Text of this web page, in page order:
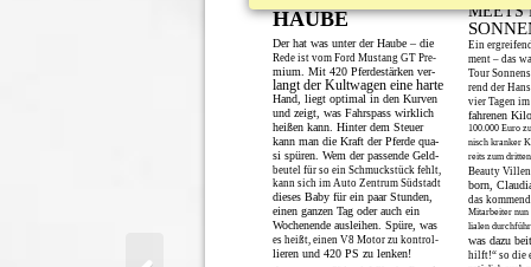
Der hat was unter der Haube – die
Rede ist vom Ford Mustang GT Pre-
mium. Mit 420 Pferdestärken ver-
langt der Kultwagen eine harte
Hand, liegt optimal in den Kurven
und zeigt, was Fahrspass wirklich
heißen kann. Hinter dem Steuer
kann man die Kraft der Pferde qua-
si spüren. Wem der passende Geld-
beutel für so ein Schmuckstück fehlt,
kann sich im Auto Zentrum Südstadt
dieses Baby für ein paar Stunden,
einen ganzen Tag oder auch ein
Wochenende ausleihen. Spüre, was
es heißt, einen V8 Motor zu kontrol-
lieren und 420 PS zu lenken!
HAUBE
Ein
ment – das
Tour
rend der
vier Tagen
fahrenen
100.000 Euro
nisch kranker
reits zum
Beauty
born,
das
Mitarbeiter nun
lialen
was dazu
hilft!“ so die
MEETS